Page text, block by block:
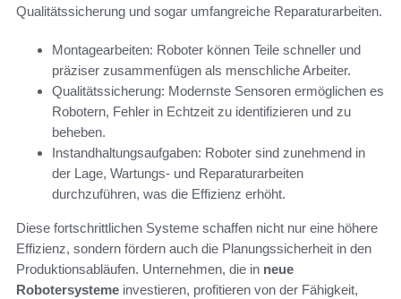
Qualitätssicherung und sogar umfangreiche Reparaturarbeiten.
Montagearbeiten: Roboter können Teile schneller und
präziser zusammenfügen als menschliche Arbeiter.
Qualitätssicherung: Modernste Sensoren ermöglichen es
Robotern, Fehler in Echtzeit zu identifizieren und zu
beheben.
Instandhaltungsaufgaben: Roboter sind zunehmend in
der Lage, Wartungs- und Reparaturarbeiten
durchzuführen, was die Effizienz erhöht.
Diese fortschrittlichen Systeme schaffen nicht nur eine höhere
Effizienz, sondern fördern auch die Planungssicherheit in den
Produktionsabläufen. Unternehmen, die in neue
Robotersysteme investieren, profitieren von der Fähigkeit,